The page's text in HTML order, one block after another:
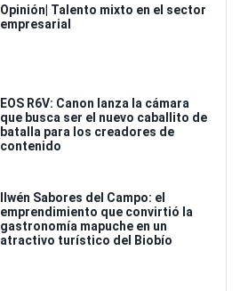
Opinión| Talento mixto en el sector
empresarial
EOS R6V: Canon lanza la cámara
que busca ser el nuevo caballito de
batalla para los creadores de
contenido
Ilwén Sabores del Campo: el
emprendimiento que convirtió la
gastronomía mapuche en un
atractivo turístico del Biobío